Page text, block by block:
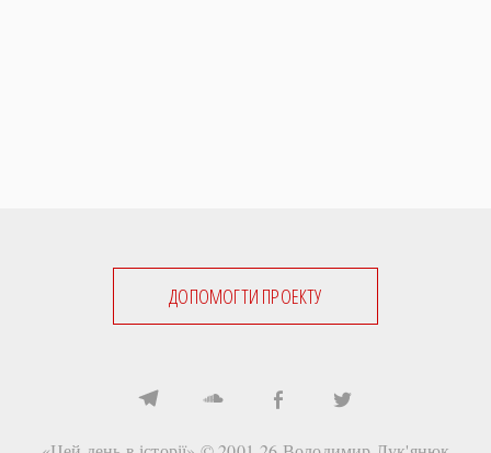
ДОПОМОГТИ ПРОЕКТУ